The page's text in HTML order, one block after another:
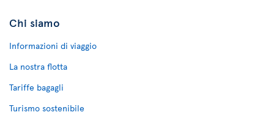
Chi siamo
Informazioni di viaggio
La nostra flotta
Tariffe bagagli
Turismo sostenibile